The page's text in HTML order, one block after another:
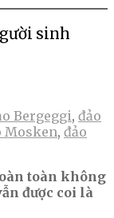
sinh
Bergeggi, đảo
Mosken, đảo
toàn không
được coi là